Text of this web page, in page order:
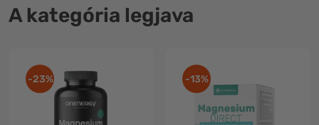
A kategória legjava
-23% -13%